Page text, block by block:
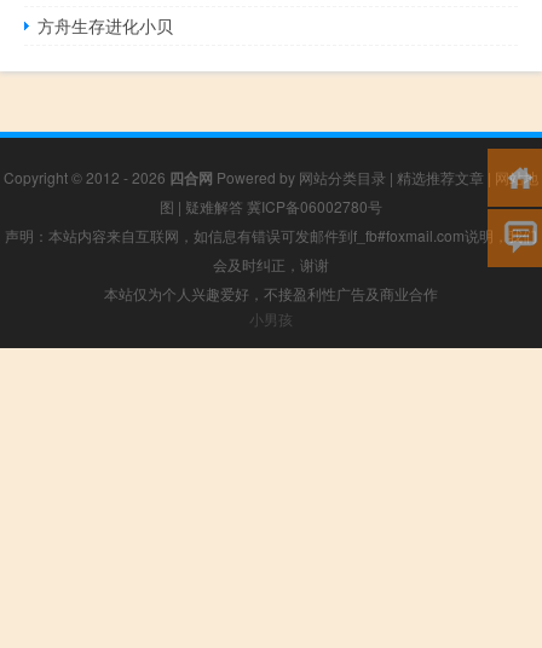
方舟生存进化小贝
Copyright © 2012 - 2026 四合网 Powered by 网站分类目录 | 精选推荐文章 | 网站地
图 | 疑难解答 冀ICP备06002780号
声明：本站内容来自互联网，如信息有错误可发邮件到f_fb#foxmail.com说明，我们
会及时纠正，谢谢
本站仅为个人兴趣爱好，不接盈利性广告及商业合作
小男孩